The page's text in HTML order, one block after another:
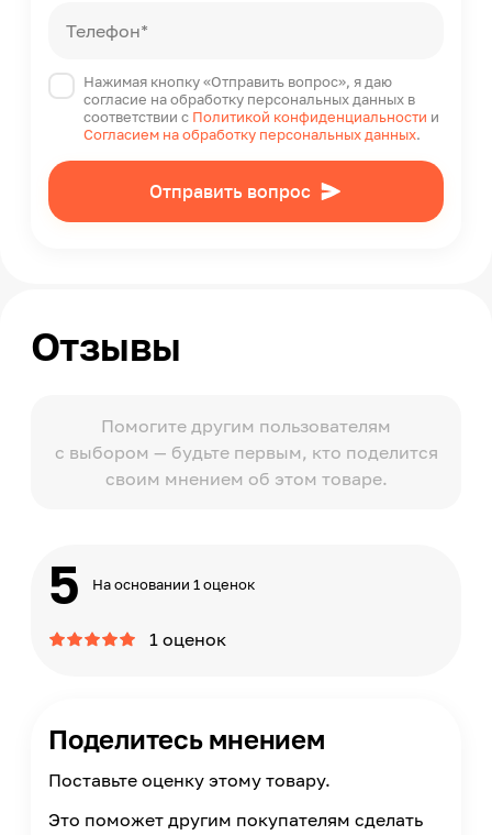
Телефон*
Нажимая кнопку «Отправить вопрос», я даю
согласие на обработку персональных данных в
соответствии с Политикой конфиденциальности и
Согласием на обработку персональных данных.
Отправить вопрос
Отзывы
Помогите другим пользователям
с выбором — будьте первым, кто поделится
своим мнением об этом товаре.
5 На основании 1 оценок
1 оценок
Поделитесь мнением
Поставьте оценку этому товару.
Это поможет другим покупателям сделать